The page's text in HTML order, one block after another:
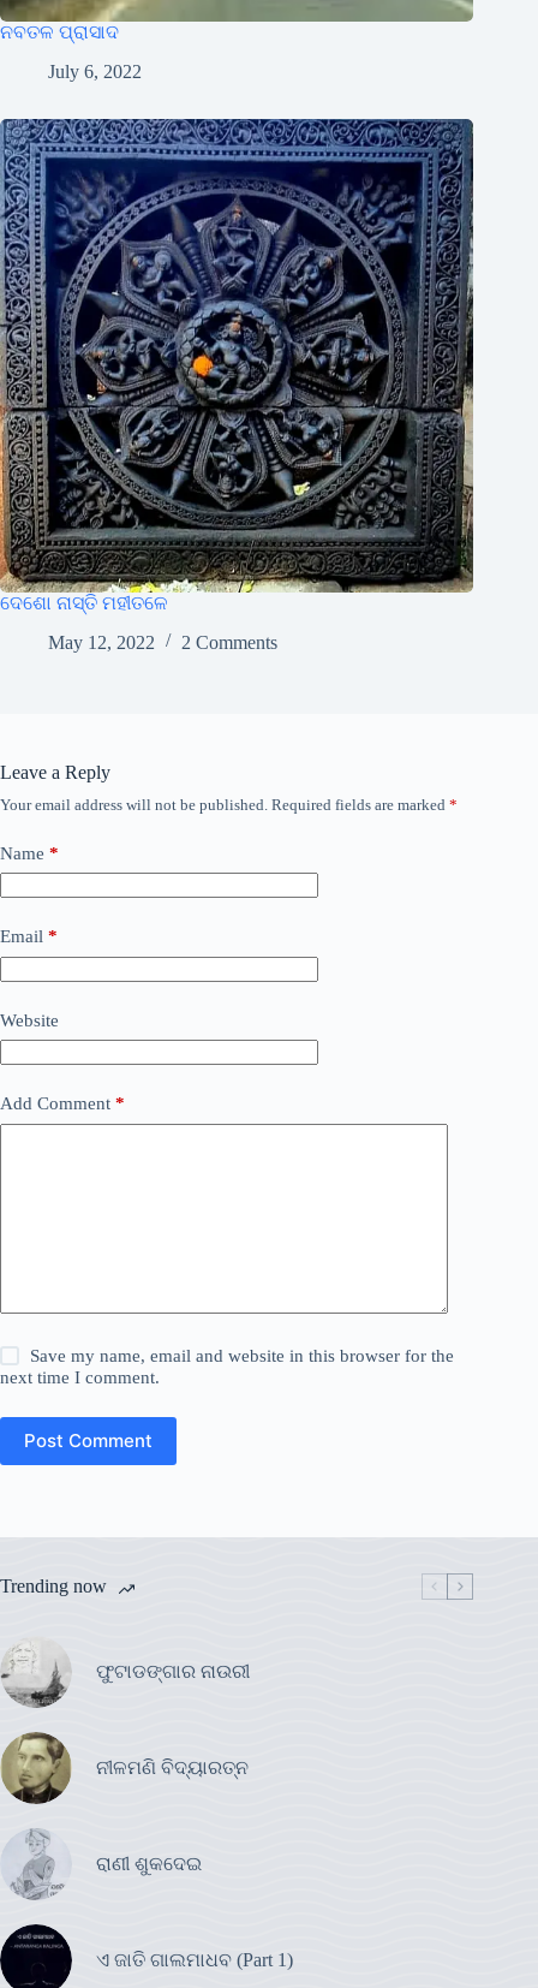
ନବତଳ ପ୍ରାସାଦ
July 6, 2022
ଦେଶୋ ନାସ୍ତି ମହୀତଳେ
May 12, 2022
2 Comments
Leave a Reply
Your email address will not be published. Required fields are marked *
Name *
Email *
Website
Add Comment *
Save my name, email and website in this browser for the
next time I comment.
Post Comment
Trending now
ଫୁଟାଡଙ୍ଗାର ନାଉରୀ
ନୀଳମଣି ବିଦ୍ୟାରତ୍ନ
ରାଣୀ ଶୁକଦେଇ
ଏ ଜାତି ଗାଲମାଧବ (Part 1)